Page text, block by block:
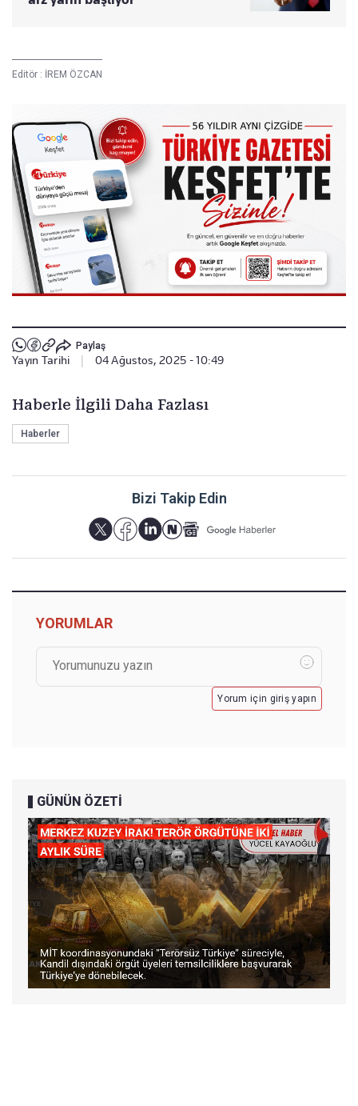
Editör : İREM ÖZCAN
Paylaş
Yayın Tarihi 04 Ağustos, 2025 - 10:49
Haberle İlgili Daha Fazlası
Haberler
Bizi Takip Edin
YORUMLAR
Yorum için giriş yapın
GÜNÜN ÖZETİ